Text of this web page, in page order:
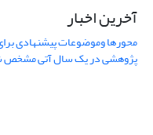
آخرین اخبار
محورها وموضوعات پیشنهادی
پژوهشی در یک سال آتی